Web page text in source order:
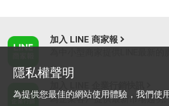
加入 LINE 商家報
為企業客戶提供最新市場趨勢,
隱私權聲明
為提供您最佳的網站使用體驗，我們使